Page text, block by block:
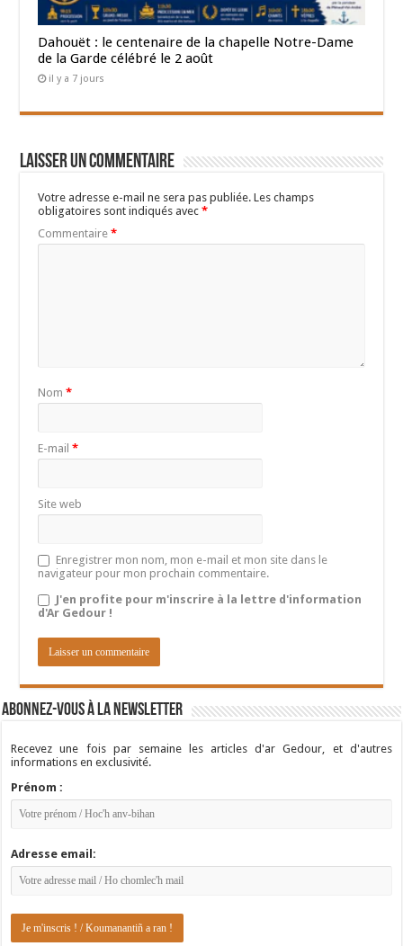
Dahouët : le centenaire de la chapelle Notre-Dame
de la Garde célébré le 2 août
il y a 7 jours
Laisser un commentaire
Votre adresse e-mail ne sera pas publiée. Les champs
obligatoires sont indiqués avec*
Commentaire*
Nom*
E-mail*
Site web
Enregistrer mon nom, mon e-mail et mon site dans le
navigateur pour mon prochain commentaire.
J'en profite pour m'inscrire à la lettre d'information
d'Ar Gedour !
Abonnez-vous à la newsletter
Recevez une fois par semaine les articles d'ar Gedour, et d'autres
informations en exclusivité.
Prénom :
Adresse email: